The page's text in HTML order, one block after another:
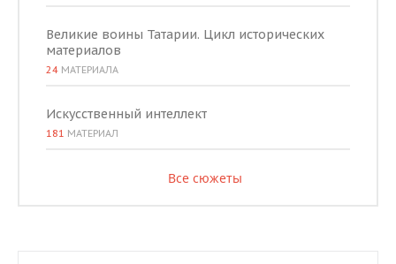
Великие воины Татарии. Цикл исторических
материалов
24 МАТЕРИАЛА
Искусственный интеллект
181 МАТЕРИАЛ
Все сюжеты